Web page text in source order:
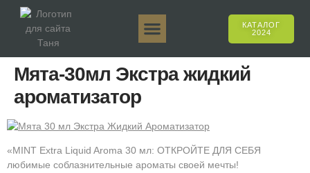
КАТАЛОГ
2024
Мята-30мл Экстра жидкий
ароматизатор
«MINT Extra Liquid Aroma 30 мл: ОТКРОЙТЕ ДЛЯ СЕБЯ
любимые соблазнительные ароматы своей мечты!